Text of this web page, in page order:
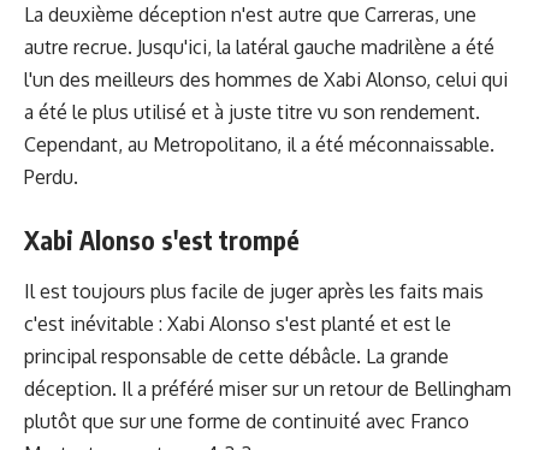
La deuxième déception n'est autre que Carreras, une
autre recrue. Jusqu'ici, la latéral gauche madrilène a été
l'un des meilleurs des hommes de Xabi Alonso, celui qui
a été le plus utilisé et à juste titre vu son rendement.
Cependant, au Metropolitano, il a été méconnaissable.
Perdu.
Xabi Alonso s'est trompé
Il est toujours plus facile de juger après les faits mais
c'est inévitable : Xabi Alonso s'est planté et est le
principal responsable de cette débâcle. La grande
déception. Il a préféré miser sur un retour de Bellingham
plutôt que sur une forme de continuité avec Franco